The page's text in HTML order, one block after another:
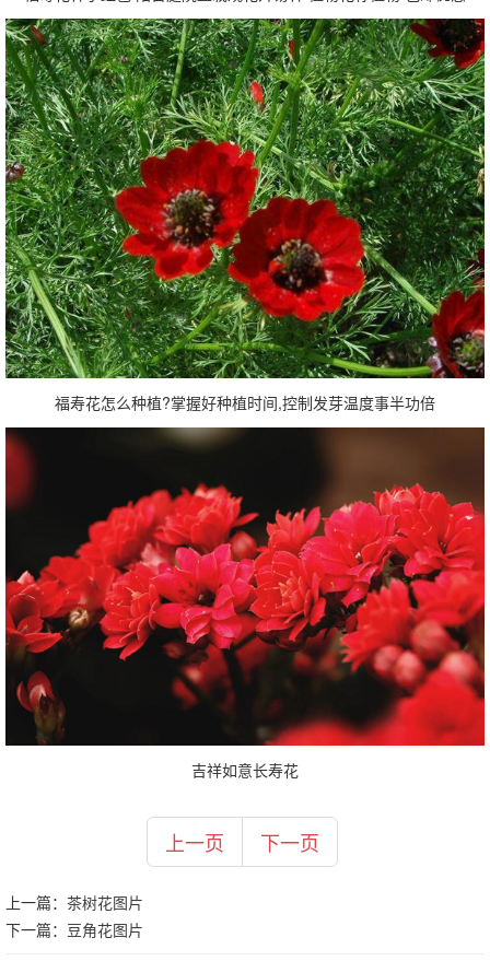
福寿花怎么种植?掌握好种植时间,控制发芽温度事半功倍
吉祥如意长寿花
上一页 下一页
上一篇： 茶树花图片
下一篇： 豆角花图片